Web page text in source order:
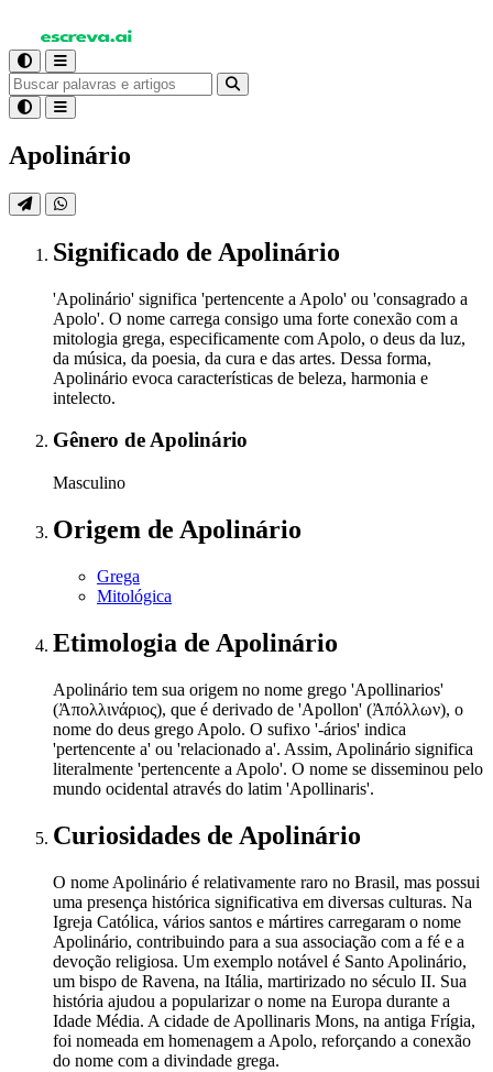
Apolinário
Significado de Apolinário
'Apolinário' significa 'pertencente a Apolo' ou 'consagrado a
Apolo'. O nome carrega consigo uma forte conexão com a
mitologia grega, especificamente com Apolo, o deus da luz,
da música, da poesia, da cura e das artes. Dessa forma,
Apolinário evoca características de beleza, harmonia e
intelecto.
Gênero de Apolinário
Masculino
Origem de Apolinário
Grega
Mitológica
Etimologia de Apolinário
Apolinário tem sua origem no nome grego 'Apollinarios'
(Ἀπολλινάριος), que é derivado de 'Apollon' (Ἀπόλλων), o
nome do deus grego Apolo. O sufixo '-ários' indica
'pertencente a' ou 'relacionado a'. Assim, Apolinário significa
literalmente 'pertencente a Apolo'. O nome se disseminou pelo
mundo ocidental através do latim 'Apollinaris'.
Curiosidades de Apolinário
O nome Apolinário é relativamente raro no Brasil, mas possui
uma presença histórica significativa em diversas culturas. Na
Igreja Católica, vários santos e mártires carregaram o nome
Apolinário, contribuindo para a sua associação com a fé e a
devoção religiosa. Um exemplo notável é Santo Apolinário,
um bispo de Ravena, na Itália, martirizado no século II. Sua
história ajudou a popularizar o nome na Europa durante a
Idade Média. A cidade de Apollinaris Mons, na antiga Frígia,
foi nomeada em homenagem a Apolo, reforçando a conexão
do nome com a divindade grega.